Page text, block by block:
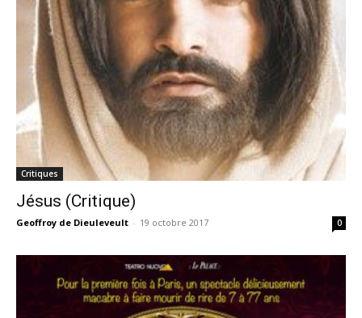
Critiques
Jésus (Critique)
Geoffroy de Dieuleveult - 19 octobre 2017 0